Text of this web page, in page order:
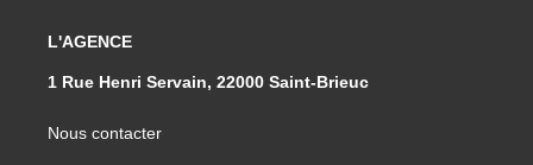
L'AGENCE
1 Rue Henri Servain, 22000 Saint-Brieuc
Nous contacter